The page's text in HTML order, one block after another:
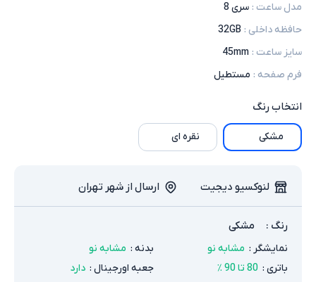
مدل ساعت : سری 8
حافظه داخلی :
32GB
سایز ساعت :
45mm
فرم صفحه : مستطیل
انتخابرنگ
مشکی نقره ای
لنوکسیو دیجیت ارسال از شهر تهران
رنگ : مشکی
نمایشگر : مشابه نو بدنه : مشابه نو
باتری : 80 تا 90 ٪ جعبه اورجینال : دارد